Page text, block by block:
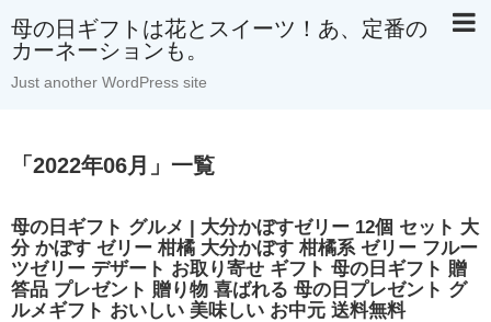
母の日ギフトは花とスイーツ！あ、定番の
カーネーションも。
Just another WordPress site
「 2022年06月 」 一覧
母の日ギフト グルメ | 大分かぼすゼリー 12個 セット 大
分 かぼす ゼリー 柑橘 大分かぼす 柑橘系 ゼリー フルー
ツゼリー デザート お取り寄せ ギフト 母の日ギフト 贈
答品 プレゼント 贈り物 喜ばれる 母の日プレゼント グ
ルメギフト おいしい 美味しい お中元 送料無料